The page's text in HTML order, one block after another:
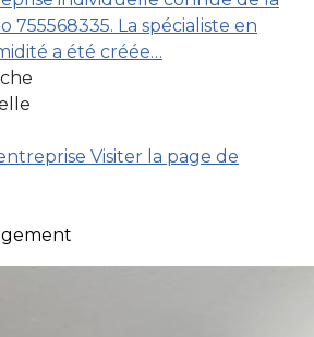
755568335. La spécialiste en
a été créée…
Visiter la page de